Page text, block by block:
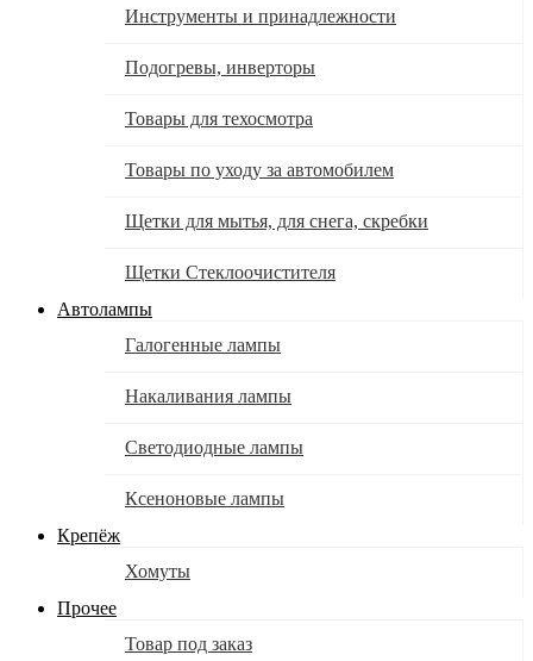
Инструменты и принадлежности
Подогревы, инверторы
Товары для техосмотра
Товары по уходу за автомобилем
Щетки для мытья, для снега, скребки
Щетки Стеклоочистителя
Автолампы
Галогенные лампы
Накаливания лампы
Светодиодные лампы
Ксеноновые лампы
Крепёж
Хомуты
Прочее
Товар под заказ